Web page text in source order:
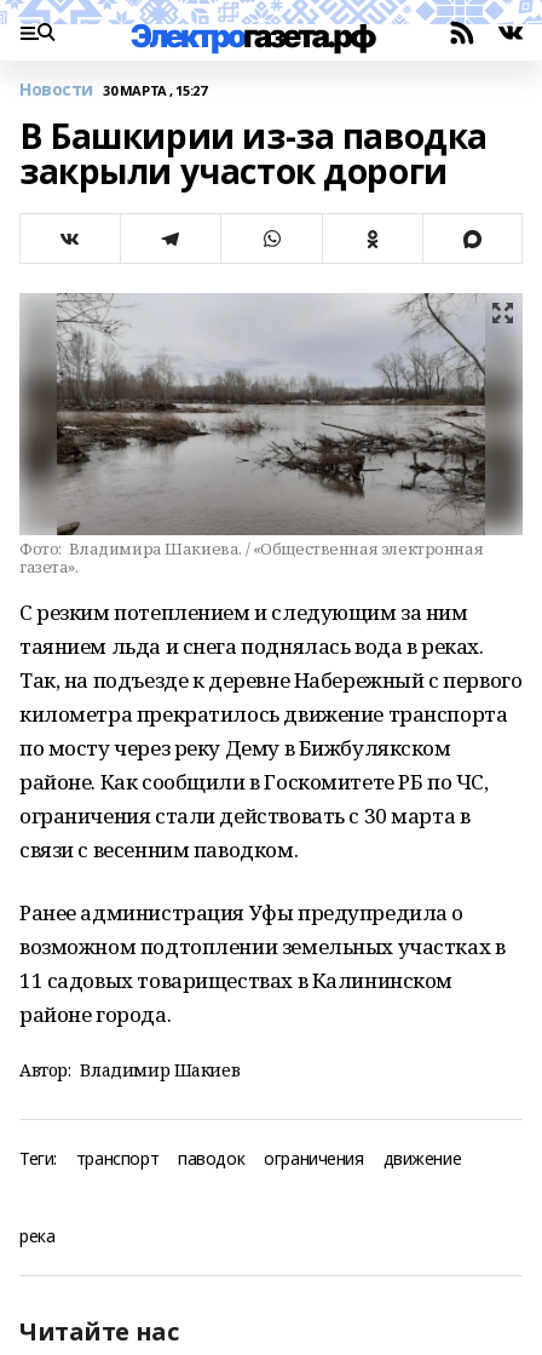
Новости 30 МАРТА , 15:27
В Башкирии из-за паводка
закрыли участок дороги
Фото: Владимира Шакиева. / «Общественная электронная
газета».
С резким потеплением и следующим за ним
таянием льда и снега поднялась вода в реках.
Так, на подъезде к деревне Набережный с первого
километра прекратилось движение транспорта
по мосту через реку Дему в Бижбулякском
районе. Как сообщили в Госкомитете РБ по ЧС,
ограничения стали действовать с 30 марта в
связи с весенним паводком.
Ранее администрация Уфы предупредила о
возможном подтоплении земельных участках в
11 садовых товариществах в Калининском
районе города.
Автор: Владимир Шакиев
Теги: транспорт паводок ограничения движение
река
Читайте нас